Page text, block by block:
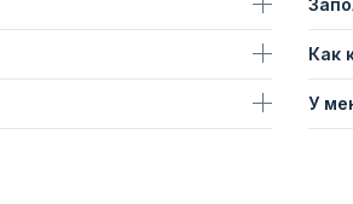
Как
У